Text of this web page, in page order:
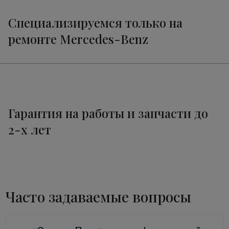
Специализируемся только на
ремонте Mercedes-Benz
Гарантия на работы и запчасти до
2-х лет
Часто задаваемые вопросы